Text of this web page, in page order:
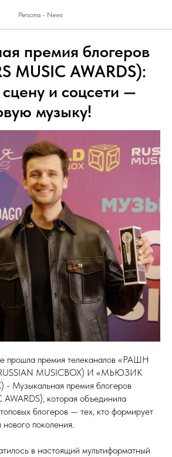
Persona - News
премия блогеров
MUSIC AWARDS):
и соцсети —
музыку!
прошла премия телеканалов «РАШН
MUSICBOX) И «МЬЮЗИК
Музыкальная премия блогеров
которая объединила
блогеров — тех, кто формирует
поколения.
в настоящий мультиформатный